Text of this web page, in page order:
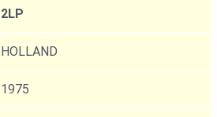
2LP
HOLLAND
1975